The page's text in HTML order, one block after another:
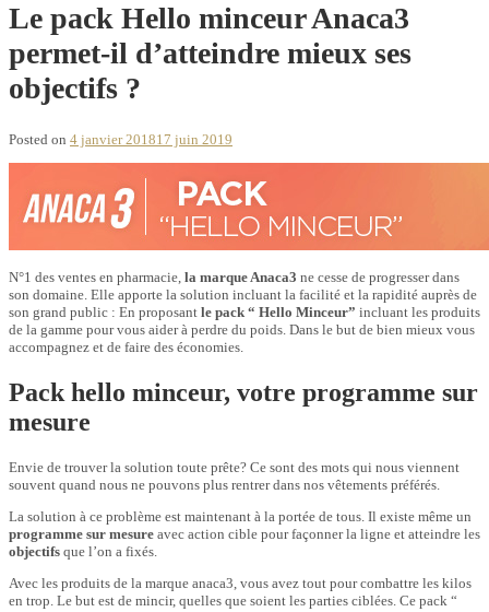
Le pack Hello minceur Anaca3
permet-il d’atteindre mieux ses
objectifs ?
Posted on 4 janvier 201817 juin 2019
N°1 des ventes en pharmacie, la marque Anaca3 ne cesse de progresser dans
son domaine. Elle apporte la solution incluant la facilité et la rapidité auprès de
son grand public : En proposant le pack “ Hello Minceur” incluant les produits
de la gamme pour vous aider à perdre du poids. Dans le but de bien mieux vous
accompagnez et de faire des économies.
Pack hello minceur, votre programme sur
mesure
Envie de trouver la solution toute prête? Ce sont des mots qui nous viennent
souvent quand nous ne pouvons plus rentrer dans nos vêtements préférés.
La solution à ce problème est maintenant à la portée de tous. Il existe même un
programme sur mesure avec action cible pour façonner la ligne et atteindre les
objectifs que l’on a fixés.
Avec les produits de la marque anaca3, vous avez tout pour combattre les kilos
en trop. Le but est de mincir, quelles que soient les parties ciblées. Ce pack “